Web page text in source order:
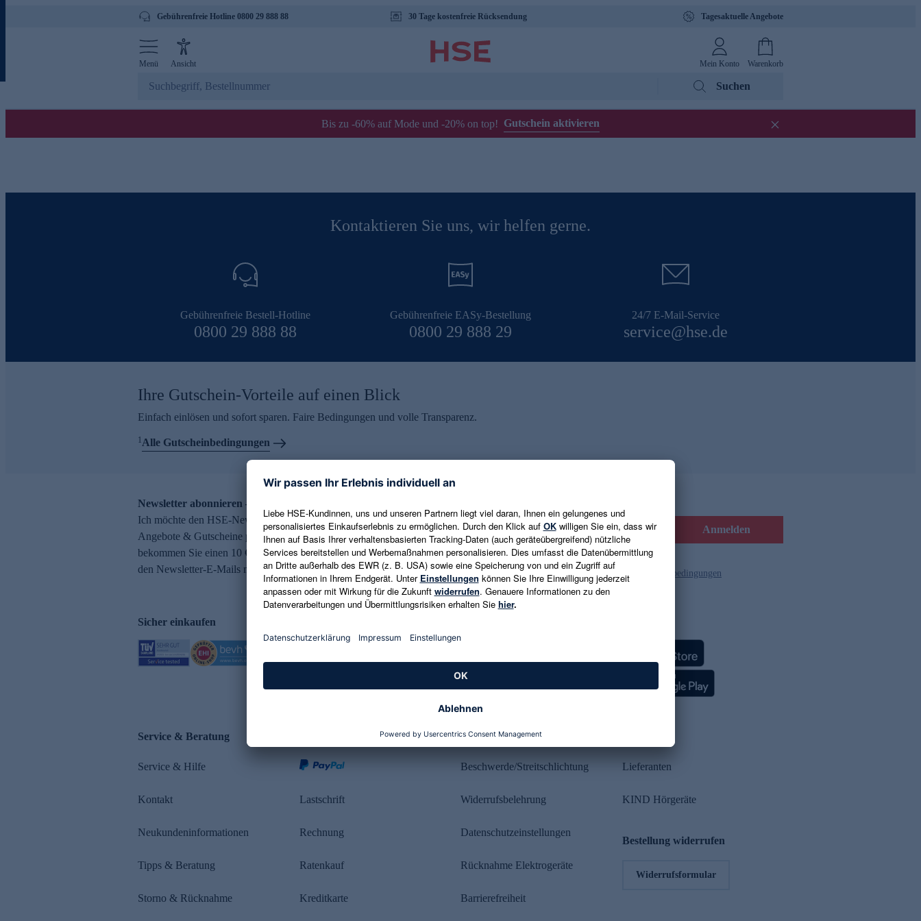
Gebührenfreie Hotline 0800 29 888 88 30 Tage kostenfreie Rücksendung Tagesaktuelle Angebote
Menü Ansicht Mein Konto Warenkorb
Suchen
Bis zu -60% auf Mode und -20% on top! Gutschein aktivieren
Kontaktieren Sie uns, wir helfen gerne.
Gebührenfreie Bestell-Hotline
0800 29 888 88
Gebührenfreie EASy-Bestellung
0800 29 888 29
24/7 E-Mail-Service
service@hse.de
Ihre Gutschein-Vorteile auf einen Blick
Einfach einlösen und sofort sparen. Faire Bedingungen und volle Transparenz.
1Alle Gutscheinbedingungen
Newsletter abonnieren – 10 € Gutschein erhalten
Ich möchte den HSE-Newsletter abonnieren und aktuelle Trends,
Angebote & Gutscheine per E-Mail erhalten. Als Dankeschön
bekommen Sie einen 10 € Gutschein. Eine Abmeldung ist jederzeit in
den Newsletter-E-Mails möglich.
E-Mail-Adresse eingeben Anmelden
Es gelten die Datenschutzrichtlinien und die Gutscheinbedingungen
Sicher einkaufen
Service & Beratung
Service & Hilfe
Kontakt
Neukundeninformationen
Tipps & Beratung
Storno & Rücknahme
Lastschrift
Rechnung
Ratenkauf
Kreditkarte
Rechtliches
Beschwerde/Streitschlichtung
Widerrufsbelehrung
Datenschutzeinstellungen
Rücknahme Elektrogeräte
Barrierefreiheit
Lieferanten
KIND Hörgeräte
Bestellung widerrufen
Widerrufsformular